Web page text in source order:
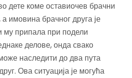
дете коме оставиочев брачни
имовина брачног друга је
му припала при подели
делове, онда свако
наследити до два пута
Ова ситуација је могућа